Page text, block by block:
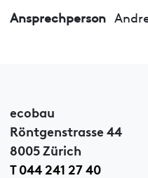
Ansprechperson
ecobau
Röntgenstrasse 44
8005 Zürich
T 044 241 27 40